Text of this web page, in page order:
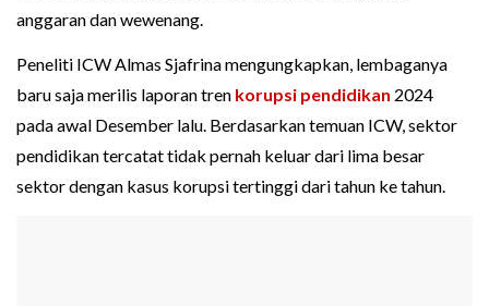
anggaran dan wewenang.
Peneliti ICW Almas Sjafrina mengungkapkan, lembaganya
baru saja merilis laporan tren korupsi pendidikan 2024
pada awal Desember lalu. Berdasarkan temuan ICW, sektor
pendidikan tercatat tidak pernah keluar dari lima besar
sektor dengan kasus korupsi tertinggi dari tahun ke tahun.